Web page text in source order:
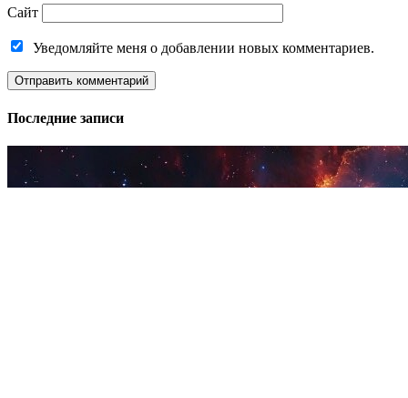
Сайт
Уведомляйте меня о добавлении новых комментариев.
Последние записи